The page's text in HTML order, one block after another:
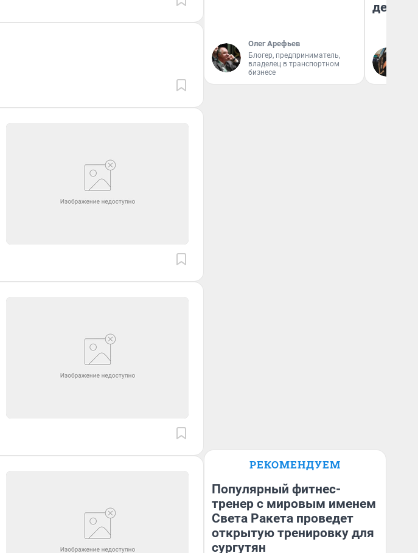
Олег Арефьев
Блогер, предприниматель,
владелец в транспортном
бизнесе
РЕКОМЕНДУЕМ
Популярный фитнес-
тренер с мировым именем
Света Ракета проведет
открытую тренировку для
сургутян